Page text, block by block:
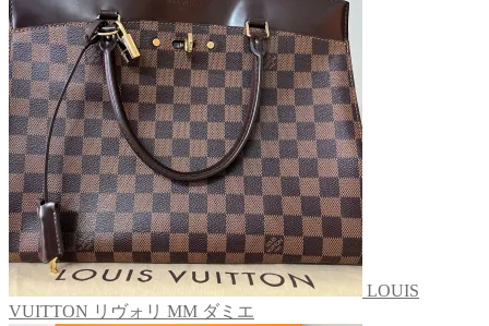
LOUIS
VUITTON リヴォリ MM ダミエ